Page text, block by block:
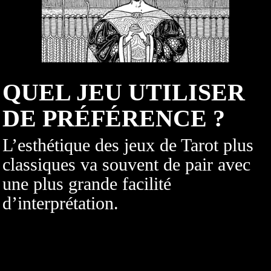
QUEL JEU UTILISER
DE PRÉFÉRENCE ?
L’esthétique des jeux de Tarot plus
classiques va souvent de pair avec
une plus grande facilité
d’interprétation.